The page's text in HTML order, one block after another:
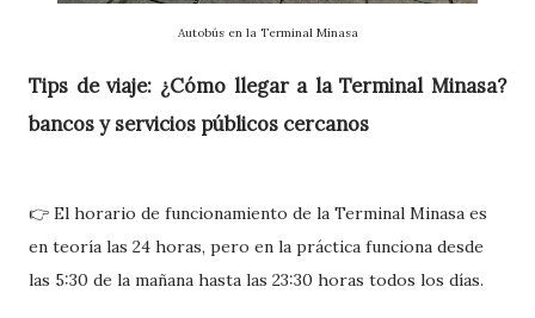
Autobús en la Terminal Minasa
Tips de viaje: ¿Cómo llegar a la Terminal Minasa?
bancos y servicios públicos cercanos
👉 El horario de funcionamiento de la Terminal Minasa es
en teoría las 24 horas, pero en la práctica funciona desde
las 5:30 de la mañana hasta las 23:30 horas todos los días.